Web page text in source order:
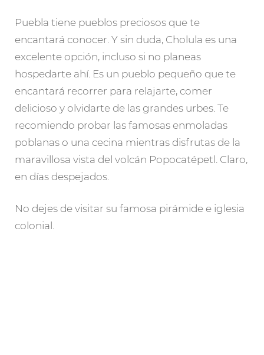
Puebla tiene pueblos preciosos que te
encantará conocer. Y sin duda, Cholula es una
excelente opción, incluso si no planeas
hospedarte ahí. Es un pueblo pequeño que te
encantará recorrer para relajarte, comer
delicioso y olvidarte de las grandes urbes. Te
recomiendo probar las famosas enmoladas
poblanas o una cecina mientras disfrutas de la
maravillosa vista del volcán Popocatépetl. Claro,
en días despejados.
No dejes de visitar su famosa pirámide e iglesia
colonial.